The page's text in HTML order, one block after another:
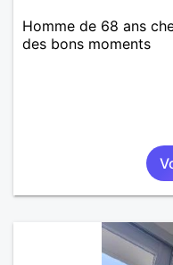
Homme de 68 ans
des bons moments